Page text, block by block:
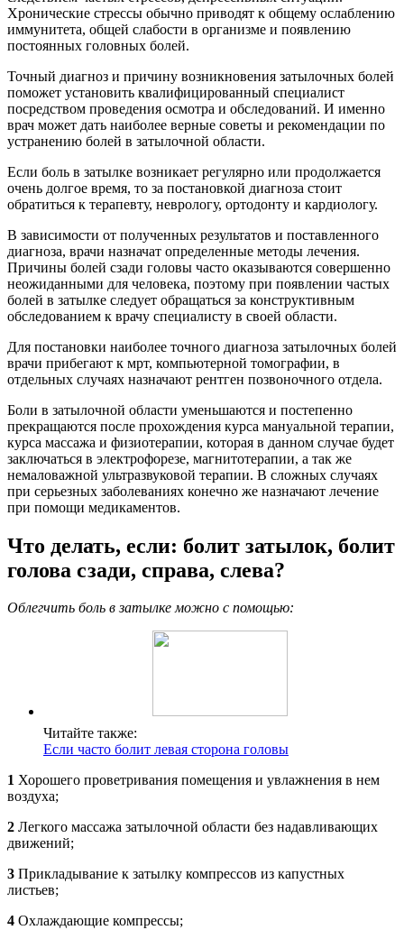
Хронические стрессы обычно приводят к общему ослаблению
иммунитета, общей слабости в организме и появлению
постоянных головных болей.
Точный диагноз и причину возникновения затылочных болей
поможет установить квалифицированный специалист
посредством проведения осмотра и обследований. И именно
врач может дать наиболее верные советы и рекомендации по
устранению болей в затылочной области.
Если боль в затылке возникает регулярно или продолжается
очень долгое время, то за постановкой диагноза стоит
обратиться к терапевту, неврологу, ортодонту и кардиологу.
В зависимости от полученных результатов и поставленного
диагноза, врачи назначат определенные методы лечения.
Причины болей сзади головы часто оказываются совершенно
неожиданными для человека, поэтому при появлении частых
болей в затылке следует обращаться за конструктивным
обследованием к врачу специалисту в своей области.
Для постановки наиболее точного диагноза затылочных болей
врачи прибегают к мрт, компьютерной томографии, в
отдельных случаях назначают рентген позвоночного отдела.
Боли в затылочной области уменьшаются и постепенно
прекращаются после прохождения курса мануальной терапии,
курса массажа и физиотерапии, которая в данном случае будет
заключаться в электрофорезе, магнитотерапии, а так же
немаловажной ультразвуковой терапии. В сложных случаях
при серьезных заболеваниях конечно же назначают лечение
при помощи медикаментов.
Что делать, если: болит затылок, болит
голова сзади, справа, слева?
Облегчить боль в затылке можно с помощью:
Читайте также:
Если часто болит левая сторона головы
1 Хорошего проветривания помещения и увлажнения в нем
воздуха;
2 Легкого массажа затылочной области без надавливающих
движений;
3 Прикладывание к затылку компрессов из капустных
листьев;
4 Охлаждающие компрессы;